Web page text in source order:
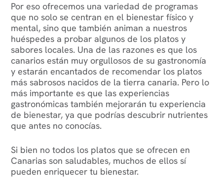
Por eso ofrecemos una variedad de programas
que no solo se centran en el bienestar físico y
mental, sino que también animan a nuestros
huéspedes a probar algunos de los platos y
sabores locales. Una de las razones es que los
canarios están muy orgullosos de su gastronomía
y estarán encantados de recomendar los platos
más sabrosos nacidos de la tierra canaria. Pero lo
más importante es que las experiencias
gastronómicas también mejorarán tu experiencia
de bienestar, ya que podrías descubrir nutrientes
que antes no conocías.
Si bien no todos los platos que se ofrecen en
Canarias son saludables, muchos de ellos sí
pueden enriquecer tu bienestar.